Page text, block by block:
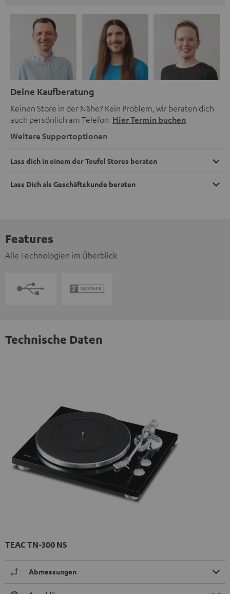
Deine Kaufberatung
Keinen Store in der Nähe? Kein Problem, wir beraten dich
auch persönlich am Telefon. Hier Termin buchen
Weitere Supportoptionen
Lass dich in einem der Teufel Stores beraten
Lass Dich als Geschäftskunde beraten
Features
Alle Technologien im Überblick
Technische Daten
TEAC TN-300 NS
Abmessungen